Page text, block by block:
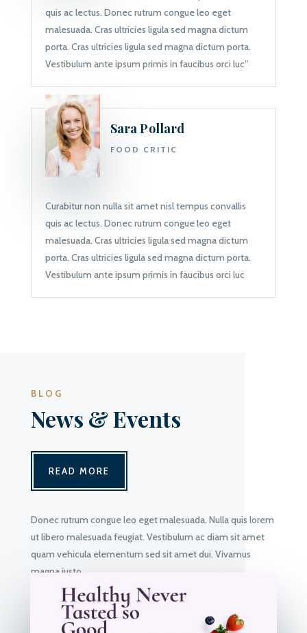
quis ac lectus. Donec rutrum congue leo eget
malesuada. Cras ultricies ligula sed magna dictum
porta. Cras ultricies ligula sed magna dictum porta.
Vestibulum ante ipsum primis in faucibus orci luc”
Sara Pollard
FOOD CRITIC
Curabitur non nulla sit amet nisl tempus convallis
quis ac lectus. Donec rutrum congue leo eget
malesuada. Cras ultricies ligula sed magna dictum
porta. Cras ultricies ligula sed magna dictum porta.
Vestibulum ante ipsum primis in faucibus orci luc
BLOG
News & Events
READ MORE
Donec rutrum congue leo eget malesuada. Nulla quis lorem
ut libero malesuada feugiat. Vestibulum ac diam sit amet
quam vehicula elementum sed sit amet dui. Vivamus
magna justo